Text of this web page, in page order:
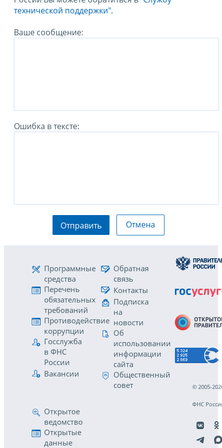
технической поддержки".
Ваше сообщение:
Ошибка в тексте:
Отправить Отмена
Программные
средства
Перечень
обязательных
требований
Противодействие
коррупции
Госслужба
в ФНС
России
Вакансии
Обратная
связь
Контакты
Подписка
на
новости
Об
использовании
информации
сайта
Общественный
совет
Открытое
ведомство
Открытые
данные
© 2005-
ФНС